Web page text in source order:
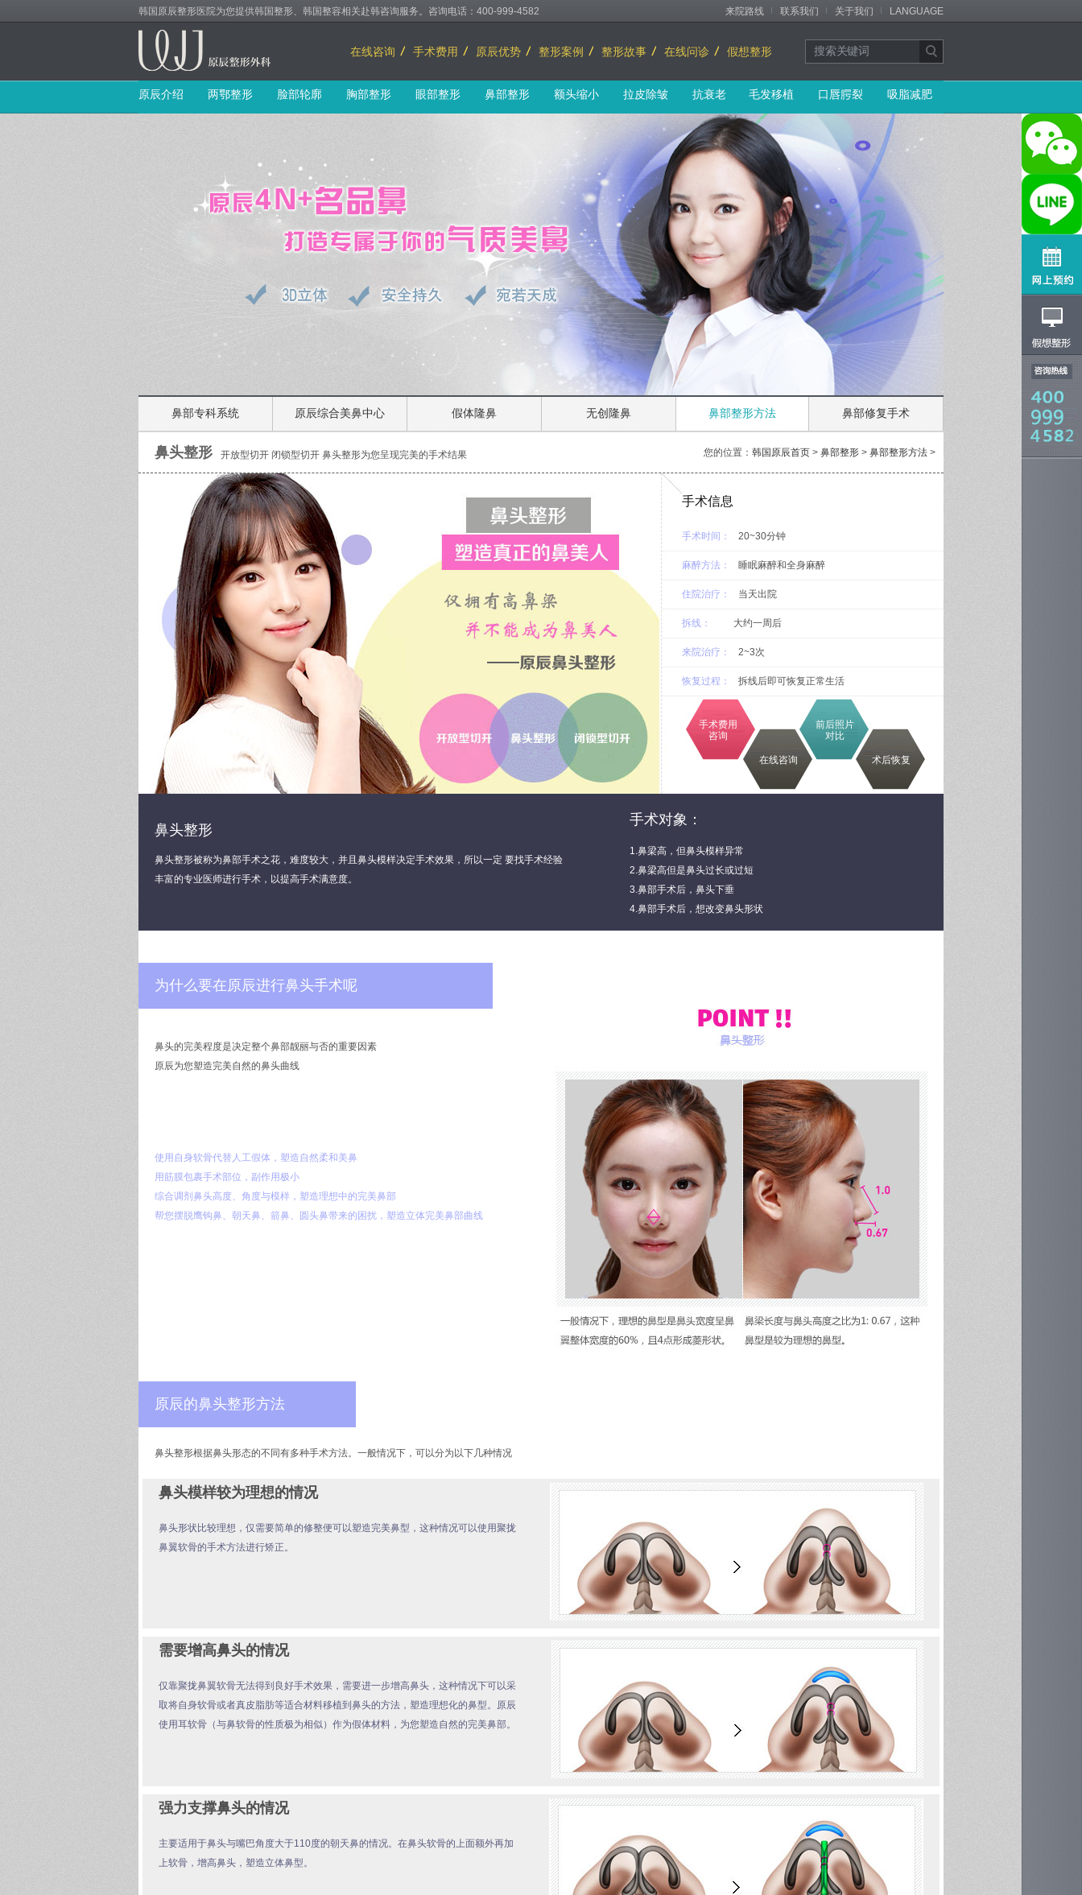
韩国原辰整形医院为您提供韩国整形、韩国整容相关赴韩咨询服务。咨询电话：400-999-4582 来院路线 联系我们 关于我们 LANGUAGE
在线咨询 手术费用 原辰优势 整形案例 整形故事 在线问诊 假想整形
原辰介绍 两鄂整形 脸部轮廓 胸部整形 眼部整形 鼻部整形 额头缩小 拉皮除皱 抗衰老 毛发移植 口唇腭裂 吸脂减肥
鼻部专科系统 原辰综合美鼻中心 假体隆鼻 无创隆鼻 鼻部整形方法 鼻部修复手术
鼻头整形 开放型切开 闭锁型切开 鼻头整形为您呈现完美的手术结果 您的位置： 韩国原辰首页 > 鼻部整形 > 鼻部整形方法 >
手术信息
手术时间： 20~30分钟
麻醉方法： 睡眠麻醉和全身麻醉
住院治疗： 当天出院
拆线： 大约一周后
来院治疗： 2~3次
恢复过程： 拆线后即可恢复正常生活
手术费用
咨询
在线咨询
前后照片
对比
术后恢复
鼻头整形
鼻头整形被称为鼻部手术之花，难度较大，并且鼻头模样决定手术效果，所以一定 要找手术经验
丰富的专业医师进行手术，以提高手术满意度。
手术对象：
1.鼻梁高，但鼻头模样异常
2.鼻梁高但是鼻头过长或过短
3.鼻部手术后，鼻头下垂
4.鼻部手术后，想改变鼻头形状
为什么要在原辰进行鼻头手术呢
鼻头的完美程度是决定整个鼻部靓丽与否的重要因素
原辰为您塑造完美自然的鼻头曲线
使用自身软骨代替人工假体，塑造自然柔和美鼻
用筋膜包裹手术部位，副作用极小
综合调剂鼻头高度、角度与模样，塑造理想中的完美鼻部
帮您摆脱鹰钩鼻、朝天鼻、箭鼻、圆头鼻带来的困扰，塑造立体完美鼻部曲线
原辰的鼻头整形方法
鼻头整形根据鼻头形态的不同有多种手术方法。一般情况下，可以分为以下几种情况
鼻头模样较为理想的情况
鼻头形状比较理想，仅需要简单的修整便可以塑造完美鼻型，这种情况可以使用聚拢
鼻翼软骨的手术方法进行矫正。
需要增高鼻头的情况
仅靠聚拢鼻翼软骨无法得到良好手术效果，需要进一步增高鼻头，这种情况下可以采
取将自身软骨或者真皮脂肪等适合材料移植到鼻头的方法，塑造理想化的鼻型。原辰
使用耳软骨（与鼻软骨的性质极为相似）作为假体材料，为您塑造自然的完美鼻部。
强力支撑鼻头的情况
主要适用于鼻头与嘴巴角度大于110度的朝天鼻的情况。在鼻头软骨的上面额外再加
上软骨，增高鼻头，塑造立体鼻型。